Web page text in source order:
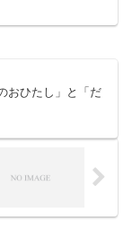
おひたし」と「だ